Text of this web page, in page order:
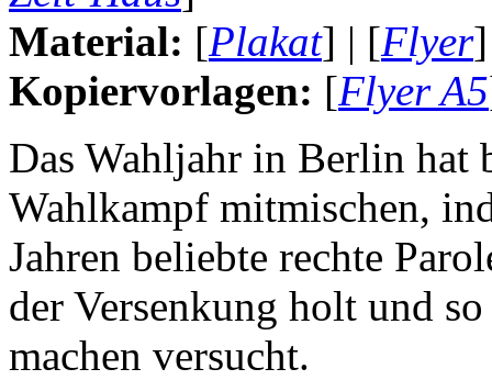
Material: [Plakat] | [Flyer]
Kopiervorlagen: [Flyer A5
Das Wahljahr in Berlin hat
Wahlkampf mitmischen,
Jahren beliebte rechte
der Versenkung holt und
machen versucht.